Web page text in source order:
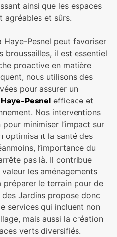
ainsi que les espaces
agréables et sûrs.
Haye-Pesnel peut favoriser
broussailles, il est essentiel
proactive en matière
nous utilisons des
pour assurer un
Pesnelefficace et
Nos interventions
minimiser l’impact sur
optimisant la santé des
l’importance du
pas là. Il contribue
les aménagements
préparer le terrain pour de
Jardins propose donc
services qui incluent non
mais aussi la création
verts diversifiés.